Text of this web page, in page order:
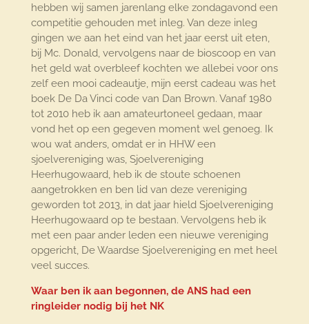
hebben wij samen jarenlang elke zondagavond een
competitie gehouden met inleg. Van deze inleg
gingen we aan het eind van het jaar eerst uit eten,
bij Mc. Donald, vervolgens naar de bioscoop en van
het geld wat overbleef kochten we allebei voor ons
zelf een mooi cadeautje, mijn eerst cadeau was het
boek De Da Vinci code van Dan Brown. Vanaf 1980
tot 2010 heb ik aan amateurtoneel gedaan, maar
vond het op een gegeven moment wel genoeg. Ik
wou wat anders, omdat er in HHW een
sjoelvereniging was, Sjoelvereniging
Heerhugowaard, heb ik de stoute schoenen
aangetrokken en ben lid van deze vereniging
geworden tot 2013, in dat jaar hield Sjoelvereniging
Heerhugowaard op te bestaan. Vervolgens heb ik
met een paar ander leden een nieuwe vereniging
opgericht, De Waardse Sjoelvereniging en met heel
veel succes.
Waar ben ik aan begonnen, de ANS had een
ringleider nodig bij het NK